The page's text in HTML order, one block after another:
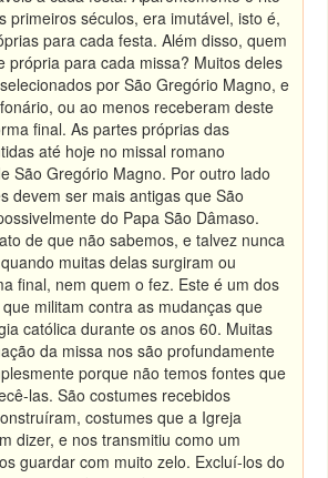
primeiros séculos, era imutável, isto é,
para cada festa. Além disso, quem
própria para cada missa? Muitos deles
por São Gregório Magno, e
ou ao menos receberam deste
final. As partes próprias das
até hoje no missal romano
São Gregório Magno. Por outro lado
devem ser mais antigas que São
do Papa São Dâmaso.
de que não sabemos, e talvez nunca
muitas delas surgiram ou
final, nem quem o fez. Este é um dos
militam contra as mudanças que
católica durante os anos 60. Muitas
da missa nos são profundamente
porque não temos fontes que
las. São costumes recebidos
costumes que a Igreja
dizer, e nos transmitiu como um
guardar com muito zelo. Excluí-los do